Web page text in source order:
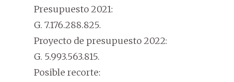
Presupuesto 2021:
G. 7.176.288.825.
Proyecto de presupuesto 2022:
G. 5.993.563.815.
Posible recorte: